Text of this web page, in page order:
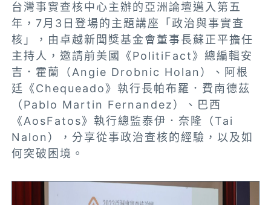
台灣事實查核中心主辦的亞洲論壇邁入第五
年，7月3日登場的主題講座「政治與事實查
核」，由卓越新聞獎基金會董事長蘇正平擔任
主持人，邀請前美國《PolitiFact》總編輯安
吉．霍蘭（Angie Drobnic Holan）、阿根
廷《Chequeado》執行長帕布羅．費南德茲
（Pablo Martin Fernandez）、巴西
《AosFatos》執行總監泰伊．奈隆（Tai
Nalon），分享從事政治查核的經驗，以及如
何突破困境。